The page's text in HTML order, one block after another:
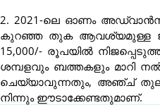
2. 2021-ലെ ഓണം
കുറഞ്ഞ തുക ആവശ്യമുള്ള
15,000/- രൂപയിൽ
ശമ്പളവും ബത്തകളും മാറി
ചെയ്യാവുന്നതും, അഞ്ച്
നിന്നും ഈടാക്കേണ്ടതുമാണ്.